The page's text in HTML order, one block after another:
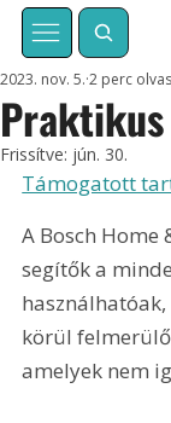
2023. nov. 5. 2 perc
Frissítve: jún. 30.
Támogatott
A Bosch Home
segítők a
körül
amelyek nem